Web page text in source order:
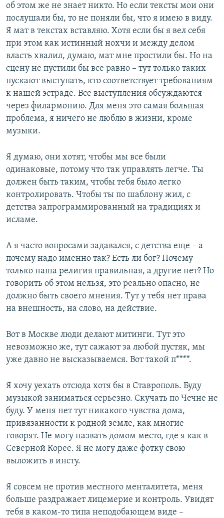
об этом же не знает никто. Но если тексты мои они
послушали бы, то не поняли бы, что я имею в виду.
Я мат в текстах вставляю. Хотя если бы я вел себя
при этом как истинный нохчи и между делом
власть хвалил, думаю, мат мне простили бы. Но на
сцену не пустили бы все равно – тут только таких
пускают выступать, кто соответствует требованиям
к нашей эстраде. Все выступления обсуждаются
через филармонию. Для меня это самая большая
проблема, я ничего не люблю в жизни, кроме
музыки.
Я думаю, они хотят, чтобы мы все были
одинаковые, потому что так управлять легче. Ты
должен быть таким, чтобы тебя было легко
контролировать. Чтобы ты по шаблону жил, с
детства запрограммированный на традициях и
исламе.
А я часто вопросами задавался, с детства еще – а
почему надо именно так? Есть ли бог? Почему
только наша религия правильная, а другие нет? Но
говорить об этом нельзя, это реально опасно, не
должно быть своего мнения. Тут у тебя нет права
на внешность, на слово, на действие.
Вот в Москве люди делают митинги. Тут это
невозможно же, тут сажают за любой пустяк, мы
уже давно не высказываемся. Вот такой п****.
Я хочу уехать отсюда хотя бы в Ставрополь. Буду
музыкой заниматься серьезно. Скучать по Чечне не
буду. У меня нет тут никакого чувства дома,
привязанности к родной земле, как многие
говорят. Не могу назвать домом место, где я как в
Северной Корее. Я не могу даже фотку свою
выложить в инсту.
Я совсем не против местного менталитета, меня
больше раздражает лицемерие и контроль. Увидят
тебя в каком-то типа неподобающем виде –